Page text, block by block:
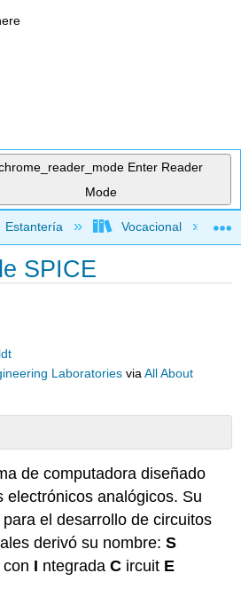
Enter Reader
Mode
jerarquía global
Estantería Vocacional
SPICE
Laboratories viaAll About
de computadora diseñado
electrónicos analógicos. Su
el desarrollo de circuitos
derivó su nombre:S
I ntegradaC ircuit E